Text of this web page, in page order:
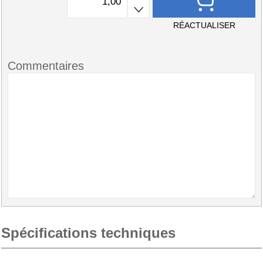
RÉACTUALISER
Commentaires
Spécifications techniques